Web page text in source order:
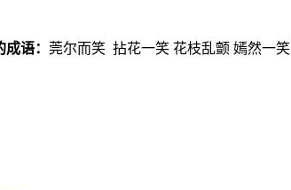
语： 莞尔而笑 拈花一笑 花枝乱颤 嫣然一笑